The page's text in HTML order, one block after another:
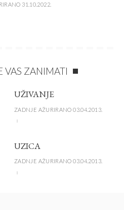
31.10.2022.
VAS ZANIMATI
UŽIVANJE
ZADNJE AŽURIRANO 03.04.2013.
UZICA
ZADNJE AŽURIRANO 03.04.2013.